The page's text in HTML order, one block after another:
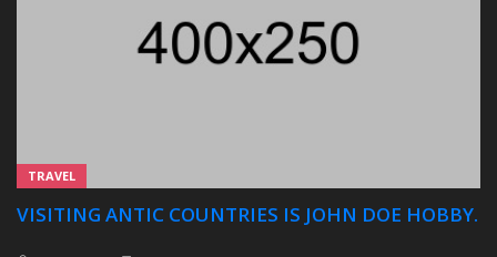
TRAVEL
VISITING ANTIC COUNTRIES IS JOHN DOE HOBBY.